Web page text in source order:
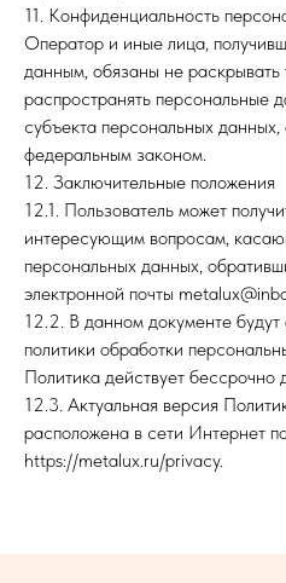
11. Конфиденциальность
Оператор и иные лица,
данным, обязаны не
распространять персональные
субъекта персональных
федеральным законом.
12. Заключительные положения
12.1. Пользователь может
интересующим вопросам,
персональных данных,
электронной почты
12.2. В данном документе
политики обработки
Политика действует
12.3. Актуальная версия
расположена в сети Интернет
https://metalux.ru/privacy.